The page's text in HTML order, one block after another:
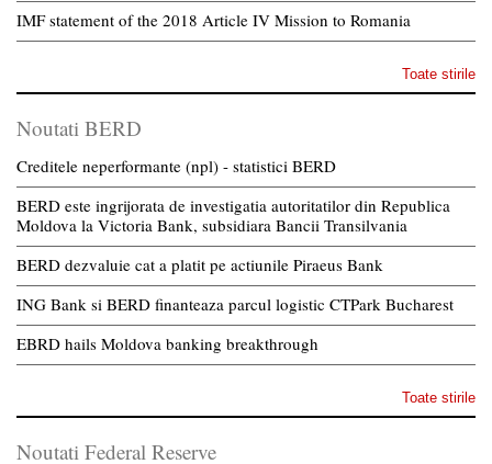
IMF statement of the 2018 Article IV Mission to Romania
Toate stirile
Noutati BERD
Creditele neperformante (npl) - statistici BERD
BERD este ingrijorata de investigatia autoritatilor din Republica
Moldova la Victoria Bank, subsidiara Bancii Transilvania
BERD dezvaluie cat a platit pe actiunile Piraeus Bank
ING Bank si BERD finanteaza parcul logistic CTPark Bucharest
EBRD hails Moldova banking breakthrough
Toate stirile
Noutati Federal Reserve